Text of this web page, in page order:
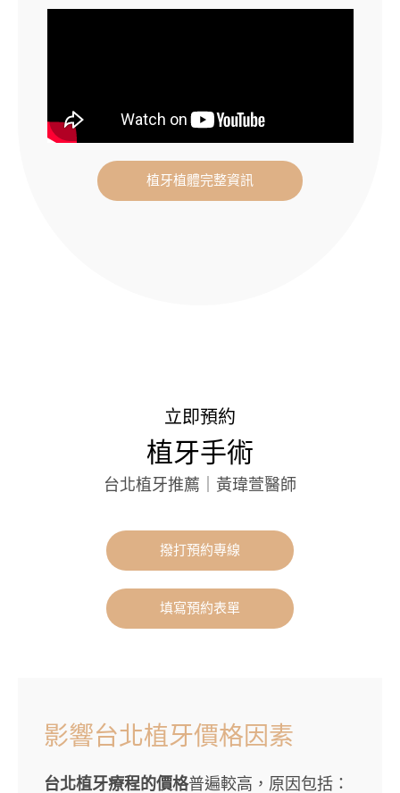
植牙植體完整資訊
立即預約
植牙手術
台北植牙推薦｜黃瑋萱醫師
撥打預約專線
填寫預約表單
影響台北植牙價格因素
台北植牙療程的價格普遍較高，原因包括：